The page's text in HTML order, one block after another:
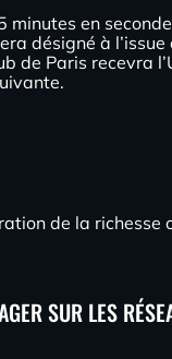
en
désigné à l’issue
Paris recevra
de la richesse
SUR LES